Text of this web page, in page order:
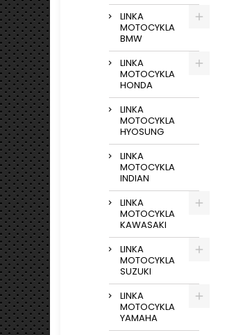
LINKA
MOTOCYKLA
BMW
LINKA
MOTOCYKLA
HONDA
LINKA
MOTOCYKLA
HYOSUNG
LINKA
MOTOCYKLA
INDIAN
LINKA
MOTOCYKLA
KAWASAKI
LINKA
MOTOCYKLA
SUZUKI
LINKA
MOTOCYKLA
YAMAHA